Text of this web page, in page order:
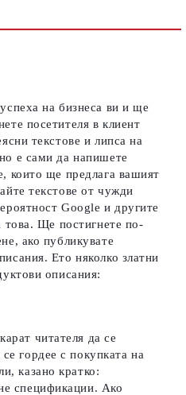
на бизнеса ви и ще
посетителя в клиент
текстове и липса на
е сами да напишете
които ще предлага вашият
текстове от чужди
Google и другите
това. Ще постигнете по-
ако публикувате
Ето няколко златни
описания:
читателя да се
гордее с покупката на
казано кратко:
спецификации. Ако